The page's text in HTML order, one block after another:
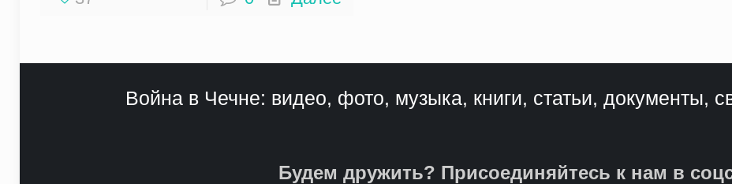
Война в Чечне: видео, фото, музыка, книги, статьи, документы,
Будем дружить? Присоединяйтесь к нам в